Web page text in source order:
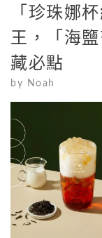
「珍珠娜
王，「海
藏必點
by Noah